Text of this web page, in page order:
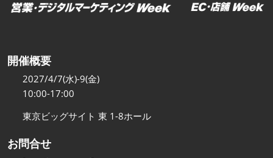
開催概要
2027/4/7(水)-9(金)
10:00-17:00
東京ビッグサイト 東 1-8ホール
お問合せ